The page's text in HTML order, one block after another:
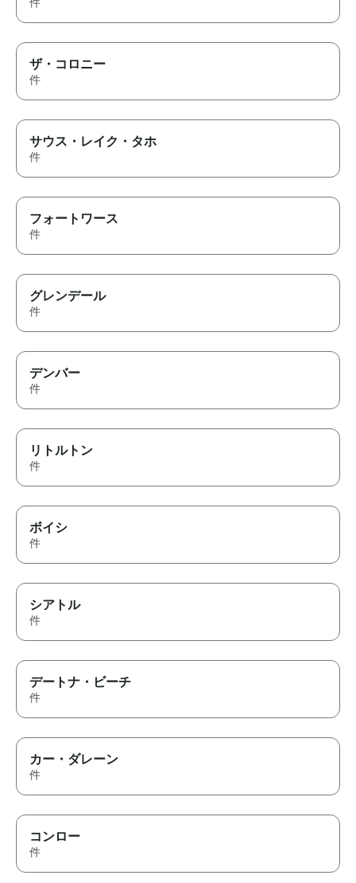
ザ・コロニー
件
サウス・レイク・タホ
件
フォートワース
件
グレンデール
件
デンバー
件
リトルトン
件
ボイシ
件
シアトル
件
デートナ・ビーチ
件
カー・ダレーン
件
コンロー
件